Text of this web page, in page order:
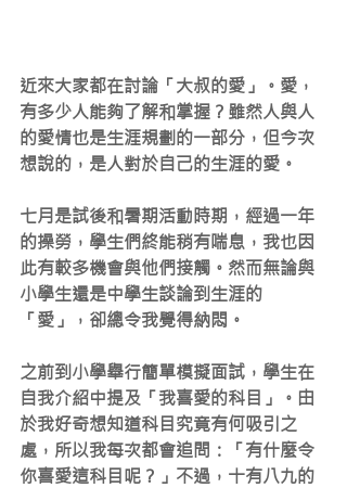
近來大家都在討論「大叔的愛」。愛，
有多少人能夠了解和掌握？雖然人與人
的愛情也是生涯規劃的一部分，但今次
想說的，是人對於自己的生涯的愛。
七月是試後和暑期活動時期，經過一年
的操勞，學生們終能稍有喘息，我也因
此有較多機會與他們接觸。然而無論與
小學生還是中學生談論到生涯的
「愛」，卻總令我覺得納悶。
之前到小學舉行簡單模擬面試，學生在
自我介紹中提及「我喜愛的科目」。由
於我好奇想知道科目究竟有何吸引之
處，所以我每次都會追問：「有什麼令
你喜愛這科目呢？」不過，十有八九的